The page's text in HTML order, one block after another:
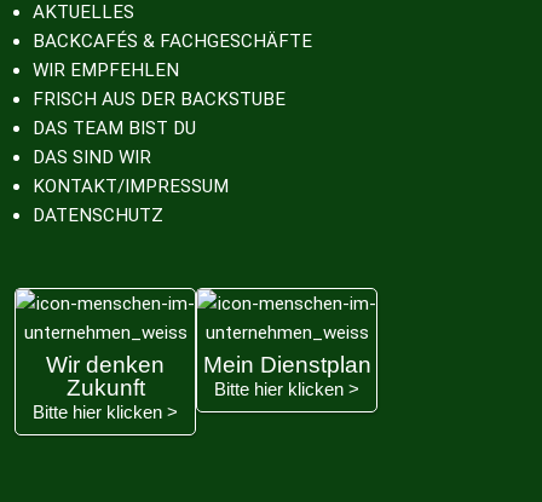
AKTUELLES
BACKCAFÉS & FACHGESCHÄFTE
WIR EMPFEHLEN
FRISCH AUS DER BACKSTUBE
DAS TEAM BIST DU
DAS SIND WIR
KONTAKT/IMPRESSUM
DATENSCHUTZ
Wir denken
Zukunft
Bitte hier klicken >
Mein Dienstplan
Bitte hier klicken >